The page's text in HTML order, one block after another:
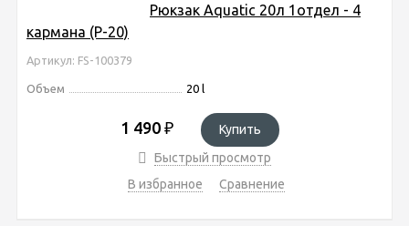
Рюкзак Aquatic 20л 1отдел - 4
кармана (Р-20)
Артикул: FS-100379
Объем 20 l
1 490 ₽
Купить
Быстрый просмотр
В избранное
Сравнение